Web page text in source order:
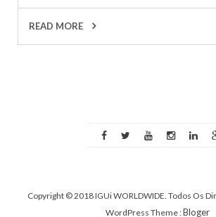
READ MORE
Copyright © 2018 IGUi WORLDWIDE. Todos Os
WordPress Theme :Bloger